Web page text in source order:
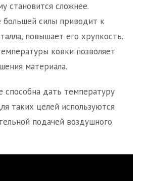
становится сложнее.
силы приводит к
повышает его хрупкость.
ковки позволяет
материала.
способна дать температуру
таких целей используются
подачей воздушного